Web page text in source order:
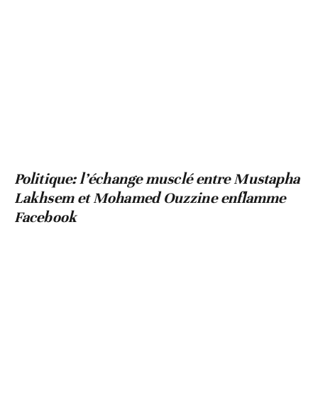
Politique: l’échange musclé entre Mustapha
Lakhsem et Mohamed Ouzzine enflamme
Facebook